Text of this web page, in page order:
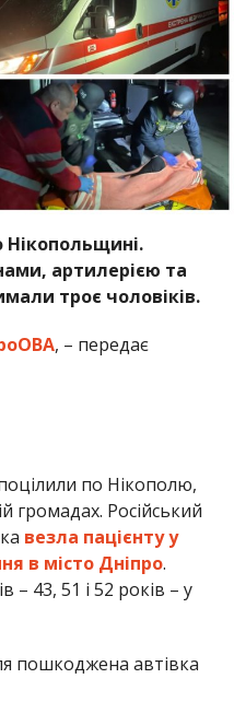
Нікопольщині.
артилерією та
троє чоловіків.
, – передає
по Нікополю,
громадах. Російський
везла пацієнту у
в місто Дніпро.
– 43, 51 і 52 років – у
пошкоджена автівка